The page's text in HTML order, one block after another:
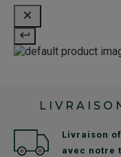
Livraison
avec notre